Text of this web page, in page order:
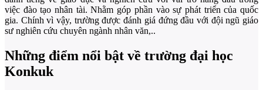
việc đào tạo nhân tài. Nhằm góp phần vào sự phát triển của quốc
gia. Chính vì vậy, trường được đánh giá đứng đầu với đội ngũ giáo
sư nghiên cứu chuyên ngành nhân văn,..
Những điểm nổi bật về trường đại học
Konkuk